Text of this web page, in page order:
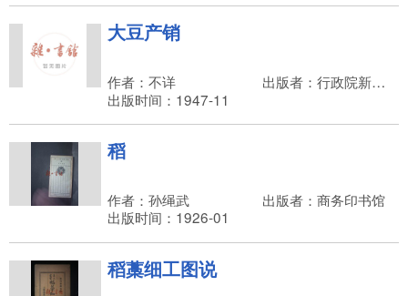
大豆产销
作者：不详
出版者：行政院新闻局
出版时间：1947-11
稻
作者：孙绳武
出版者：商务印书馆
出版时间：1926-01
稻藁细工图说